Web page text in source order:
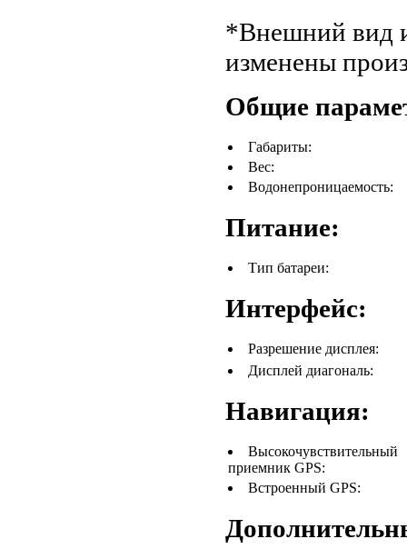
*Внешний вид
изменены
Общие
Габариты:
Вес:
Водонепроницаемость:
Питание:
Тип батареи:
Интерфейс:
Разрешение дисплея:
Дисплей диагональ:
Навигация:
Высокочувствительный
приемник GPS:
Встроенный GPS: